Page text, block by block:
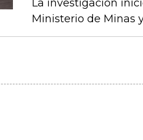
La investigación
Ministerio de Minas